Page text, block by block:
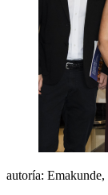
autoría: Emakunde,